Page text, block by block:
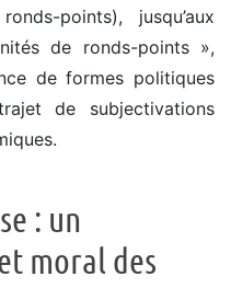
points), jusqu’aux
de ronds-points »,
de formes politiques
de subjectivations
: un
moral des